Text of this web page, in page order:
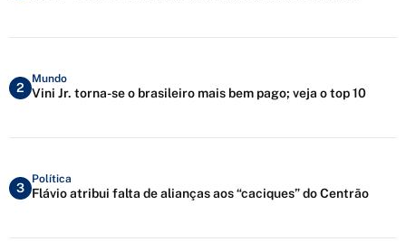
2
Mundo
Vini Jr. torna-se o brasileiro mais bem pago; veja o top 10
3
Política
Flávio atribui falta de alianças aos “caciques” do Centrão